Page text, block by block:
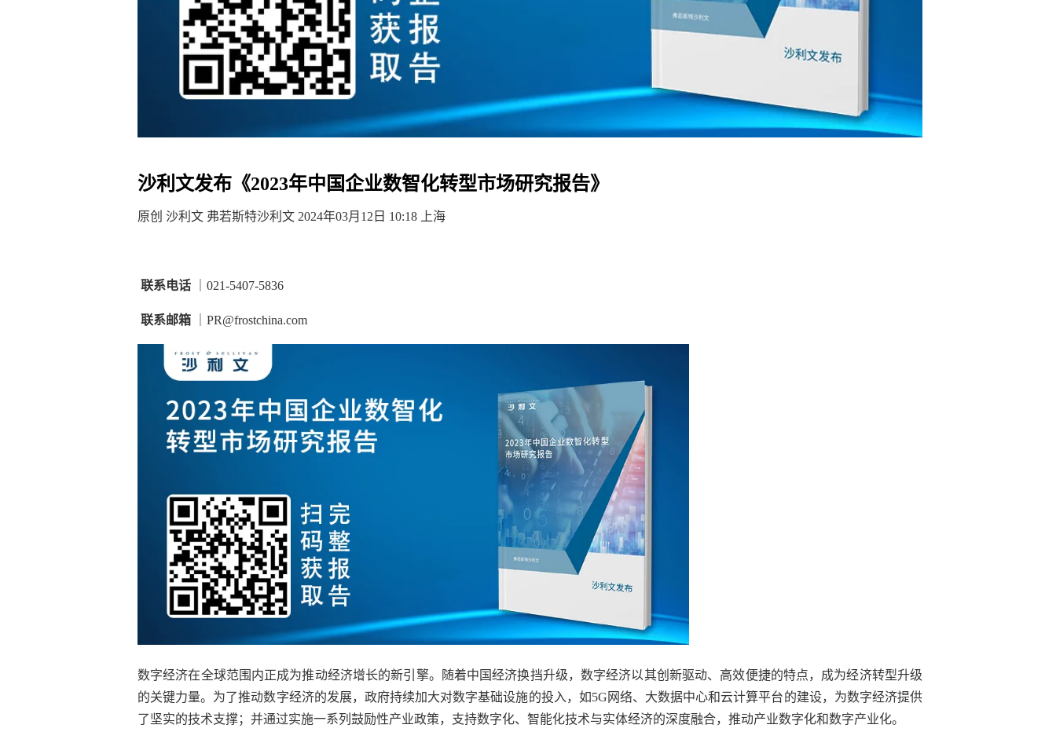
沙利文发布《2023年中国企业数智化转型市场研究报告》
原创 沙利文 弗若斯特沙利文 2024年03月12日 10:18 上海
联系电话 021-5407-5836
联系邮箱 PR@frostchina.com
数字经济在全球范围内正成为推动经济增长的新引擎。随着中国经济换挡升级，数字经济以其创新驱动、高效便捷的特点，成为经济转型升级
的关键力量。为了推动数字经济的发展，政府持续加大对数字基础设施的投入，如5G网络、大数据中心和云计算平台的建设，为数字经济提供
了坚实的技术支撑；并通过实施一系列鼓励性产业政策，支持数字化、智能化技术与实体经济的深度融合，推动产业数字化和数字产业化。